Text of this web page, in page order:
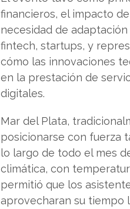
financieros, el impacto
necesidad de
fintech, startups, y
cómo las innovaciones
en la prestación de
digitales.
Mar del Plata,
posicionarse con fuerza
lo largo de todo el mes
climática, con
permitió que los
aprovecharan su tiempo